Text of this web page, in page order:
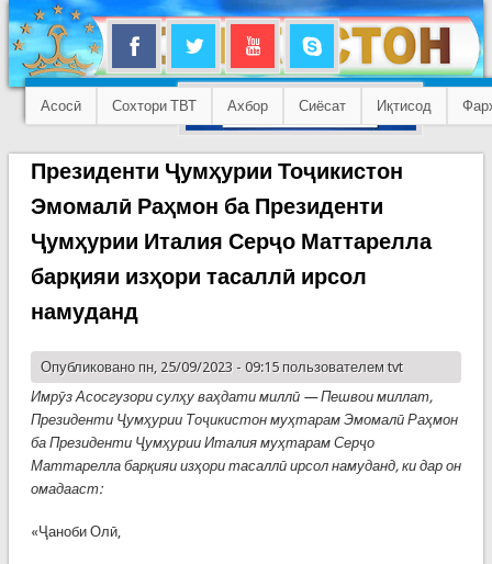
Асосӣ Сохтори ТВТ Ахбор Сиёсат Иқтисод
Президенти Ҷумҳурии Тоҷикистон
Эмомалӣ Раҳмон ба Президенти
Ҷумҳурии Италия Серҷо Маттарелла
барқияи изҳори тасаллӣ ирсол
намуданд
Опубликовано пн, 25/09/2023 - 09:15 пользователем tvt
Имрӯз Асосгузори сулҳу ваҳдати миллӣ — Пешвои миллат,
Президенти Ҷумҳурии Тоҷикистон муҳтарам Эмомалӣ Раҳмон
ба Президенти Ҷумҳурии Италия муҳтарам Серҷо
Маттарелла барқияи изҳори тасаллӣ ирсол намуданд, ки дар он
омадааст:
«Ҷаноби Олӣ,